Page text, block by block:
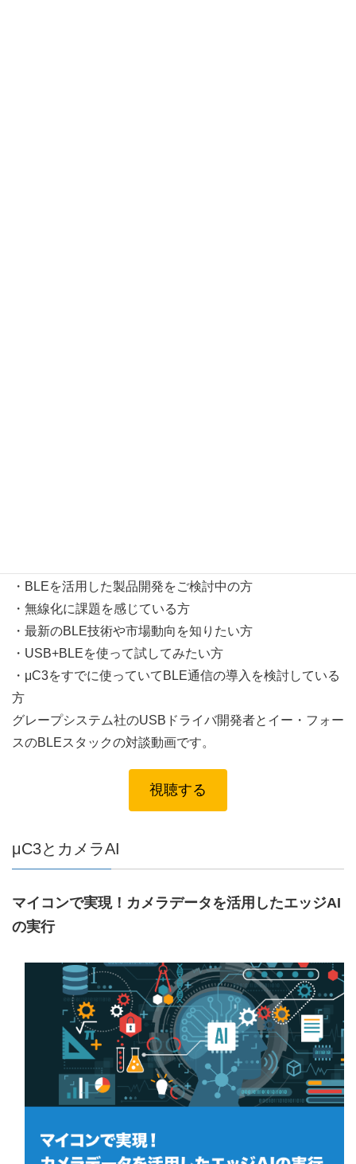
・BLEを活用した製品開発をご検討中の方
・無線化に課題を感じている方
・最新のBLE技術や市場動向を知りたい方
・USB+BLEを使って試してみたい方
・μC3をすでに使っていてBLE通信の導入を検討している
方
グレープシステム社のUSBドライバ開発者とイー・フォー
スのBLEスタックの対談動画です。
視聴する
μC3とカメラAI
マイコンで実現！カメラデータを活用したエッジAI
の実行